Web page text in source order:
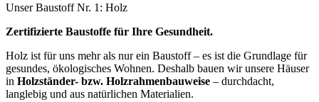
Unser Baustoff Nr. 1: Holz
Zertifizierte Baustoffe für Ihre Gesundheit.
Holz ist für uns mehr als nur ein Baustoff – es ist die Grundlage für
gesundes, ökologisches Wohnen. Deshalb bauen wir unsere Häuser
in Holzständer- bzw. Holzrahmenbauweise – durchdacht,
langlebig und aus natürlichen Materialien.